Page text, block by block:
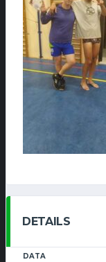
DETAILS
DATA